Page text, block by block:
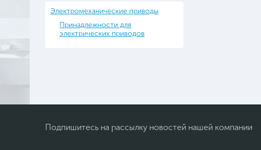
Электромеханические приводы
Принадлежности для
электрических приводов
Подпишитесь на рассылку новостей нашей компании